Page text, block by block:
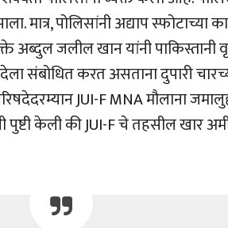
मात्र, पोलिसांनी अद्याप स्फोटाच्या
जलील खान यांनी पाकिस्तानी
संबोधित करत असताना दुपारी
JUI-F MNA मौलाना
केली की JUI-F चे तहसील खार